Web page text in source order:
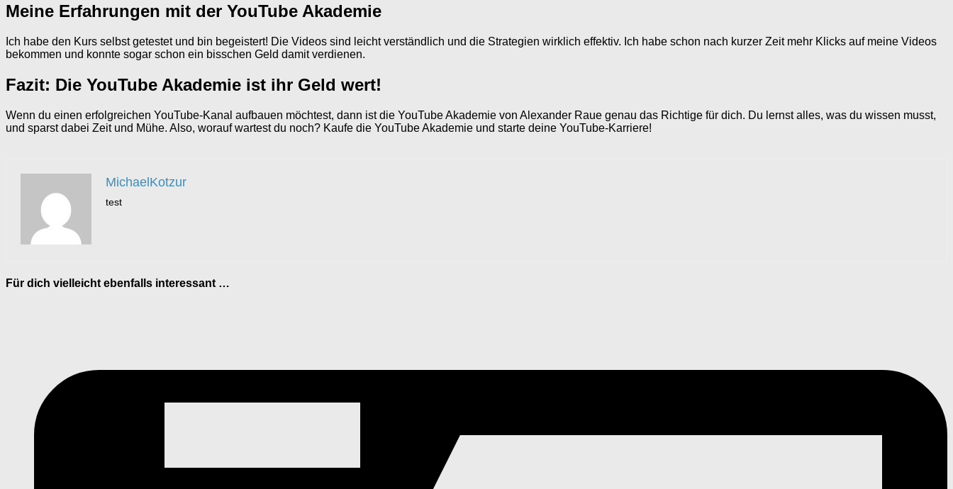
Meine Erfahrungen mit der YouTube Akademie
Ich habe den Kurs selbst getestet und bin begeistert! Die Videos sind leicht verständlich und die Strategien wirklich effektiv. Ich habe schon nach kurzer Zeit mehr Klicks auf meine Videos
bekommen und konnte sogar schon ein bisschen Geld damit verdienen.
Fazit: Die YouTube Akademie ist ihr Geld wert!
Wenn du einen erfolgreichen YouTube-Kanal aufbauen möchtest, dann ist die YouTube Akademie von Alexander Raue genau das Richtige für dich. Du lernst alles, was du wissen musst,
und sparst dabei Zeit und Mühe. Also, worauf wartest du noch? Kaufe die YouTube Akademie und starte deine YouTube-Karriere!
MichaelKotzur
test
Für dich vielleicht ebenfalls interessant …